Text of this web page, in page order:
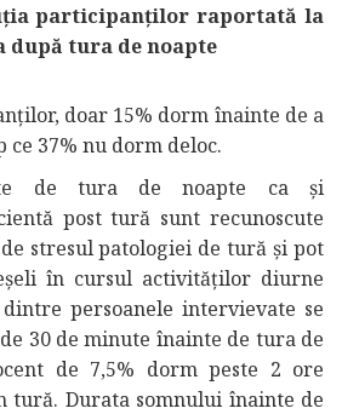
participanților raportată la
după tura de noapte
doar 15% dorm înainte de a
37% nu dorm deloc.
de tura de noapte ca și
post tură sunt recunoscute
stresul patologiei de tură și pot
în cursul activităților diurne
persoanele intervievate se
30 de minute înainte de tura de
de 7,5% dorm peste 2 ore
tură. Durata somnului înainte de